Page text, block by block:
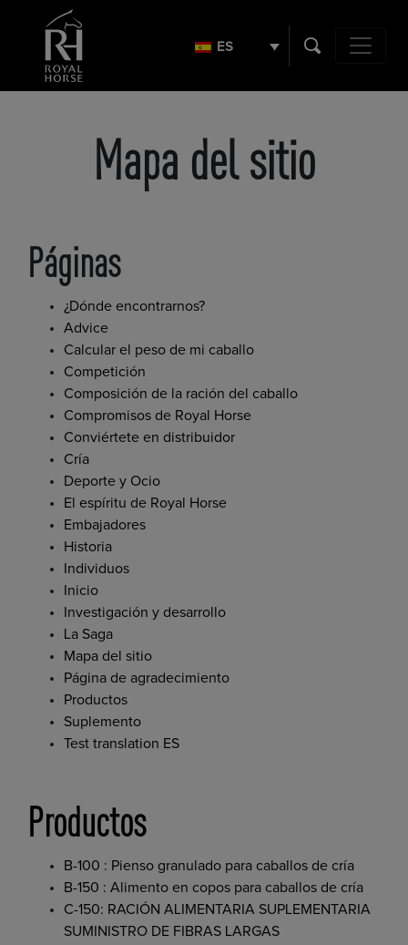
ES
Mapa del sitio
Páginas
¿Dónde encontrarnos?
Advice
Calcular el peso de mi caballo
Competición
Composición de la ración del caballo
Compromisos de Royal Horse
Conviértete en distribuidor
Cría
Deporte y Ocio
El espíritu de Royal Horse
Embajadores
Historia
Individuos
Inicio
Investigación y desarrollo
La Saga
Mapa del sitio
Página de agradecimiento
Productos
Suplemento
Test translation ES
Productos
B-100 : Pienso granulado para caballos de cría
B-150 : Alimento en copos para caballos de cría
C-150: RACIÓN ALIMENTARIA SUPLEMENTARIA
SUMINISTRO DE FIBRAS LARGAS